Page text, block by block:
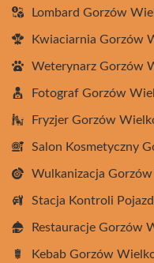
Lombard Gorzów
Kwiaciarnia Gorzów
Weterynarz Gorzów
Fotograf Gorzów
Fryzjer Gorzów
Salon Kosmetyczny
Wulkanizacja
Stacja Kontroli
Restauracje Gorzów
Kebab Gorzów